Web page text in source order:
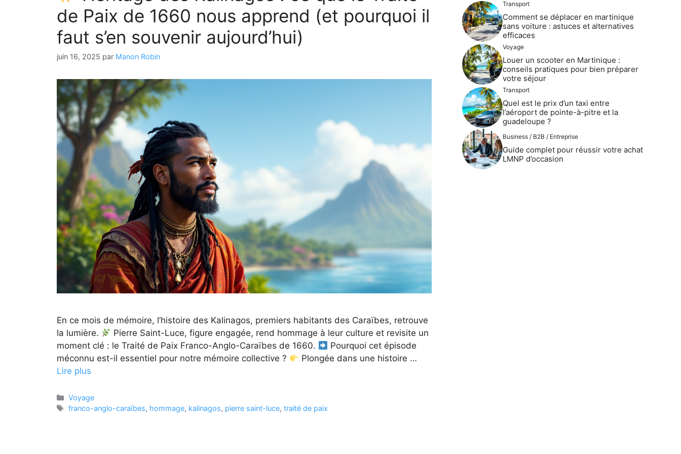
de Paix de 1660 nous apprend (et pourquoi il
faut s’en souvenir aujourd’hui)
juin 16, 2025 par Manon Robin
En ce mois de mémoire, l’histoire des Kalinagos, premiers habitants des Caraïbes, retrouve
la lumière.
Pierre Saint-Luce, figure engagée, rend hommage à leur culture et revisite un
moment clé : le Traité de Paix Franco-Anglo-Caraïbes de 1660.
Pourquoi cet épisode
méconnu est-il essentiel pour notre mémoire collective ?
Plongée dans une histoire …
Lire plus
Catégories
Voyage
Étiquettes
franco-anglo-caraïbes, hommage, kalinagos, pierre saint-luce,traité de paix
Transport
Comment se déplacer en martinique
sans voiture : astuces et alternatives
efficaces
Voyage
Louer un scooter en Martinique :
conseils pratiques pour bien préparer
votre séjour
Transport
Quel est le prix d’un taxi entre
l’aéroport de pointe-à-pitre et la
guadeloupe ?
Business / B2B / Entreprise
Guide complet pour réussir votre achat
LMNP d’occasion